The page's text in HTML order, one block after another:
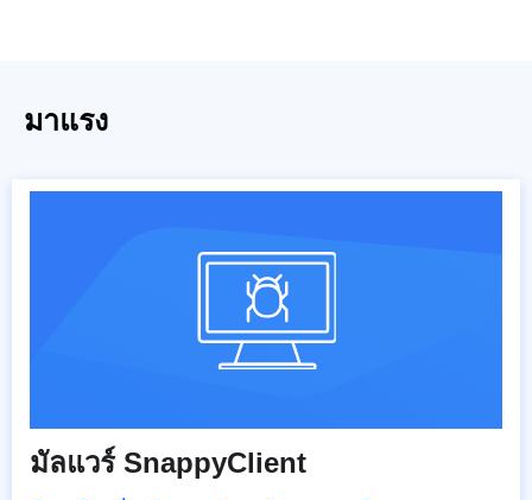
มาแรง
มัลแวร์ SnappyClient